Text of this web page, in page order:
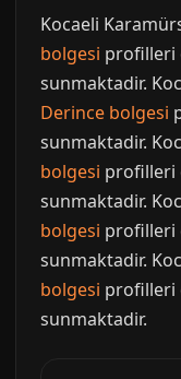
Kocaeli
bolgesi profilleri
sunmaktadir.
Derince bolgesi
sunmaktadir.
bolgesi profilleri
sunmaktadir.
bolgesi profilleri
sunmaktadir.
bolgesi profilleri
sunmaktadir.